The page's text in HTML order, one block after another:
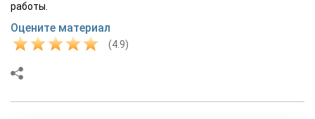
работы.
Оцените материал
(4.9)